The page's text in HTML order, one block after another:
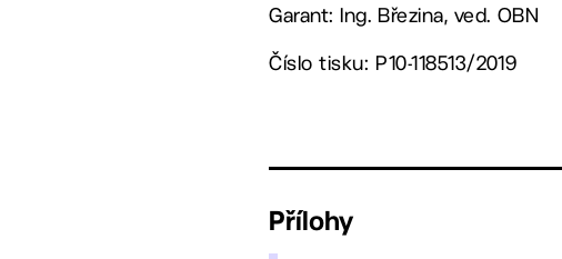
Garant: Ing. Březina, ved. OBN
Číslo tisku: P10-118513/2019
Přílohy